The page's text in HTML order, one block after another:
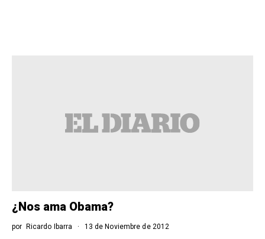
¿Nos ama Obama?
por Ricardo Ibarra 13 de Noviembre de 2012